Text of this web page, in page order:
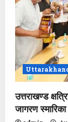
i
o
n
उत्तराखण्ड
जागरण